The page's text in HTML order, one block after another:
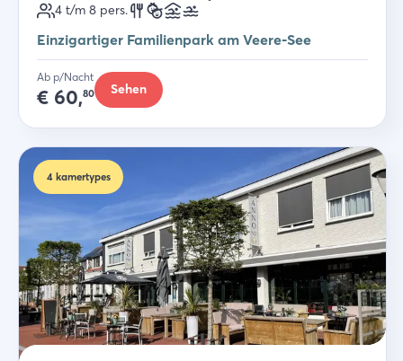
4 t/m 8 pers.
Einzigartiger Familienpark am Veere-See
Ab p/Nacht
€ 60,80 Sehen
4 kamertypes